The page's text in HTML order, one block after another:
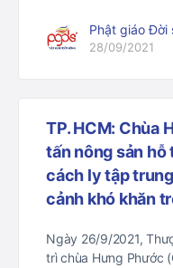
Phật giáo Đời
28/09/2021
TP. HCM: Chùa
tấn nông sản
cách ly tập
cảnh khó khăn
Ngày 26/9/2021,
trì chùa Hưng Phước